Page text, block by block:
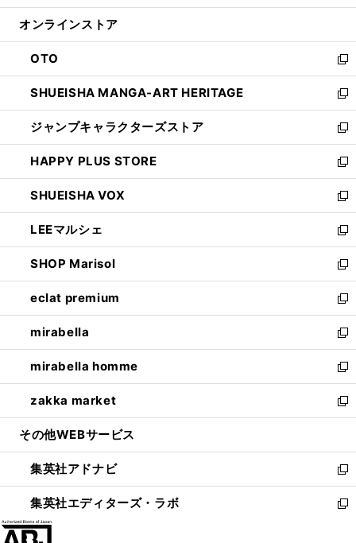
開
ン
ウ
で
開
く
ウ
ン
ド
ウ
で
開
く
オンラインストア
OTO
新
し
い
ウ
ィ
ン
ド
ウ
で
開
く
SHUEISHA MANGA-ART HERITAGE
新
し
い
ウ
ィ
ン
ド
ウ
で
開
く
ジャンプキャラクターズストア
新
し
い
ウ
ィ
ン
ド
ウ
で
開
く
HAPPY PLUS STORE
新
し
い
ウ
ィ
ン
ド
ウ
で
開
く
SHUEISHA VOX
新
し
い
ウ
ィ
ン
ド
ウ
で
開
く
LEEマルシェ
新
し
い
ウ
ィ
ン
ド
ウ
で
開
く
SHOP Marisol
新
し
い
ウ
ィ
ン
ド
ウ
で
開
eclat premium
新
し
い
ウ
ィ
ン
ド
ウ
開
く
mirabella
新
し
い
ウ
ィ
ン
ウ
で
開
く
mirabella homme
新
し
い
ウ
ン
ド
ウ
で
zakka market
新
し
ウ
ィ
ン
ド
その他WEBサービス
集英社アドナビ
新
し
い
集英社エディターズ・ラボ
新